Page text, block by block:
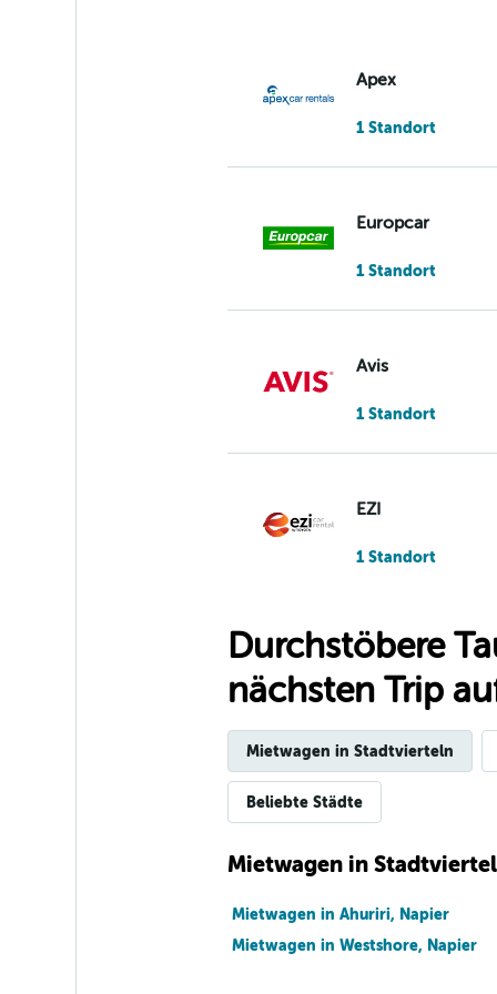
Apex
1 Standort
Europcar
1 Standort
Avis
1 Standort
EZI
1 Standort
Thrifty
2 Standorte
Hertz
1 Bewertung
Durchstöbere
nächsten Trip
Mietwagen in Stadtvierteln
Beliebte Städte
Mietwagen in
Mietwagen in Ahuriri, Napier
Mietwagen in Westshore, Napier